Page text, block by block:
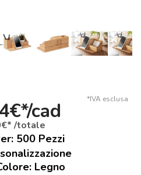
*IVA esclusa
cad
/totale
500 Pezzi
Legno